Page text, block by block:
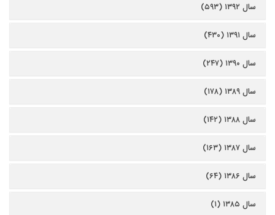
سال ۱۳۹۲ (۵۹۳)
سال ۱۳۹۱ (۴۳۰)
سال ۱۳۹۰ (۲۴۷)
سال ۱۳۸۹ (۱۷۸)
سال ۱۳۸۸ (۱۴۲)
سال ۱۳۸۷ (۱۶۳)
سال ۱۳۸۶ (۶۴)
سال ۱۳۸۵ (۱)